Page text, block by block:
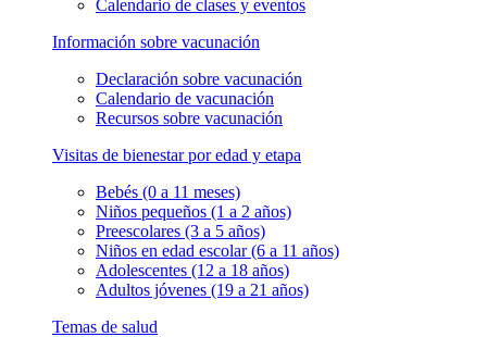
Calendario de clases y eventos
Información sobre vacunación
Declaración sobre vacunación
Calendario de vacunación
Recursos sobre vacunación
Visitas de bienestar por edad y etapa
Bebés (0 a 11 meses)
Niños pequeños (1 a 2 años)
Preescolares (3 a 5 años)
Niños en edad escolar (6 a 11 años)
Adolescentes (12 a 18 años)
Adultos jóvenes (19 a 21 años)
Temas de salud